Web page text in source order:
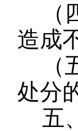
造成
处分
五